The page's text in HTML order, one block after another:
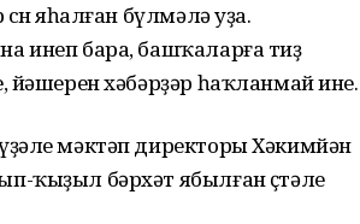
яһалған бүлмәлә уҙа.
инеп бара, башҡаларға тиҙ
йәшерен хәбәрҙәр һаҡланмай ине.
мәктәп директоры Хәкимйән
ҡыҙыл бәрхәт ябылған өҫтәле